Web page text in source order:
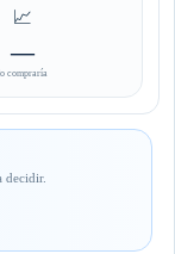
📈
—
compraría
decidir.